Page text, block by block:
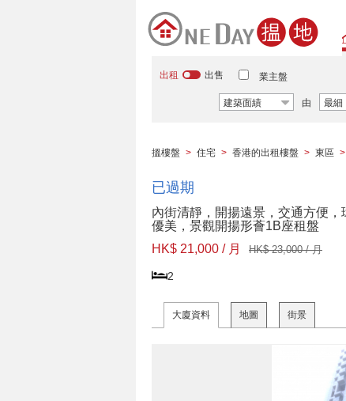
出租 出售 業主盤
建築面績 由 最細
搵樓盤 > 住宅 > 香港的出租樓盤 > 東區 >
已過期
內街清靜，開揚遠景，交通方便，
優美，景觀開揚形薈1B座租盤
HK$ 21,000 / 月
HK$ 23,000 / 月
2
大廈資料 地圖 街景